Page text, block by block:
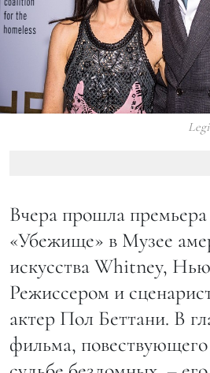
Вчера прошла
«Убежище» в Музее
искусства Whitney,
Режиссером и
актер Пол Беттани. В
фильма,